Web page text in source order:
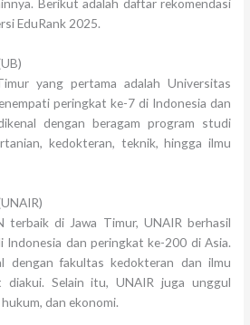
Berikut adalah daftar rekomendasi
EduRank 2025.
yang pertama adalah Universitas
peringkat ke-7 di Indonesia dan
dengan beragam program studi
kedokteran, teknik, hingga ilmu
terbaik di Jawa Timur, UNAIR berhasil
Indonesia dan peringkat ke-200 di Asia.
dengan fakultas kedokteran dan ilmu
diakui. Selain itu, UNAIR juga unggul
dan ekonomi.